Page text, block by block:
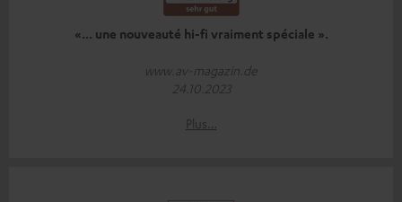
«... une nouveauté hi-fi vraiment spéciale ».
www.av-magazin.de
24.10.2023
Plus…